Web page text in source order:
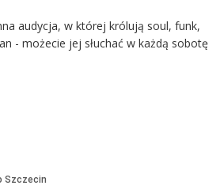
audycja, w której królują soul, funk,
- możecie jej słuchać w każdą sobotę